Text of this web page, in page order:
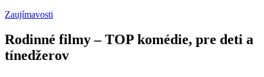
Zaujímavosti
Rodinné filmy – TOP komédie, pre deti a
tínedžerov